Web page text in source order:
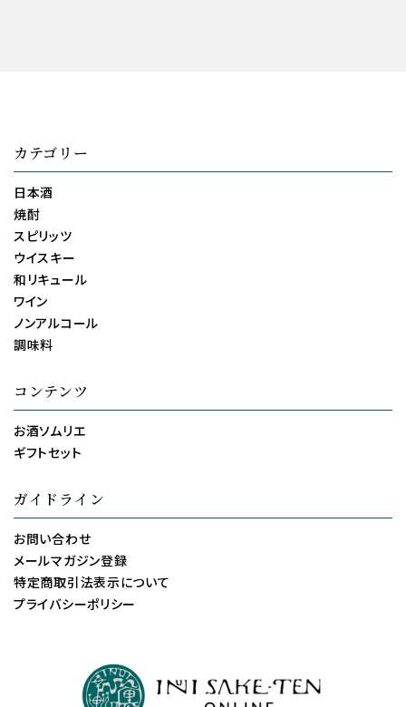
カテゴリー
日本酒
焼酎
スピリッツ
ウイスキー
和リキュール
ワイン
ノンアルコール
調味料
コンテンツ
お酒ソムリエ
ギフトセット
ガイドライン
お問い合わせ
メールマガジン登録
特定商取引法表示について
プライバシーポリシー